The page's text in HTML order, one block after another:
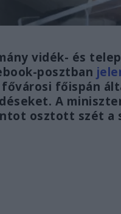
vidék- és
posztban
fővárosi főispán
A
osztott szét a